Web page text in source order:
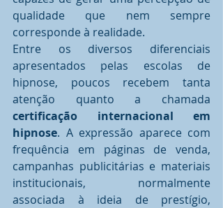
qualidade que nem sempre
corresponde à realidade.
Entre os diversos diferenciais
apresentados pelas escolas de
hipnose, poucos recebem tanta
certificação internacional em
hipnose. A expressão aparece com
frequência em páginas de venda,
campanhas publicitárias e materiais
institucionais, normalmente
associada à ideia de prestígio,